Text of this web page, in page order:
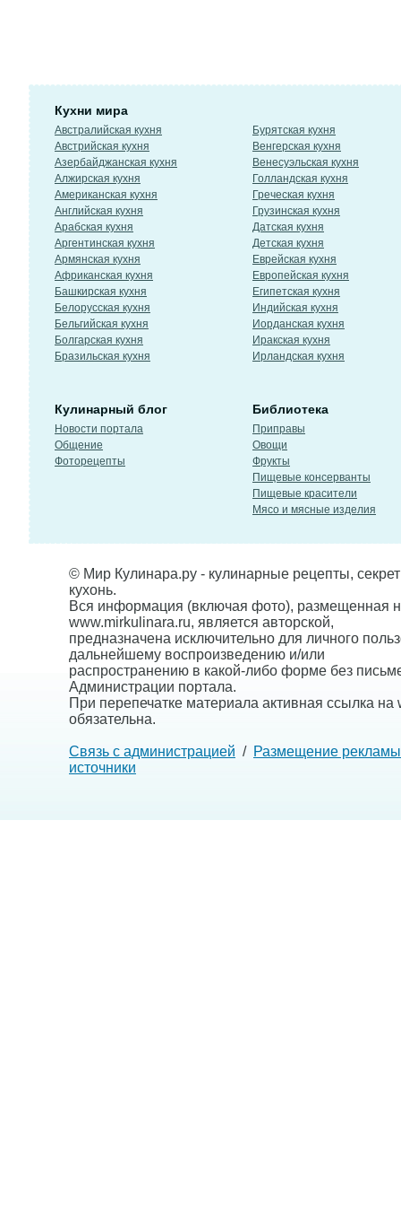
Кухни мира
Австралийская кухня
Австрийская кухня
Азербайджанская кухня
Алжирская кухня
Американская кухня
Английская кухня
Арабская кухня
Аргентинская кухня
Армянская кухня
Африканская кухня
Башкирская кухня
Белорусская кухня
Бельгийская кухня
Болгарская кухня
Бразильская кухня
Бурятская кухня
Венгерская кухня
Венесуэльская кухня
Голландская кухня
Греческая кухня
Грузинская кухня
Датская кухня
Детская кухня
Еврейская кухня
Европейская кухня
Египетская кухня
Индийская кухня
Иорданская кухня
Иракская кухня
Ирландская кухня
Кулинарный блог
Новости портала
Общение
Фоторецепты
Библиотека
Приправы
Овощи
Фрукты
Пищевые консерванты
Пищевые красители
Мясо и мясные изделия
© Мир Кулинара.ру - кулинарные рецепты,
кухонь.
Вся информация (включая фото), размещенная
www.mirkulinara.ru, является авторской,
предназначена исключительно для личного
дальнейшему воспроизведению и/или
распространению в какой-либо форме без
Администрации портала.
При перепечатке материала активная ссылка на
обязательна.
Связь с администрацией / Размещение рекламы
источники